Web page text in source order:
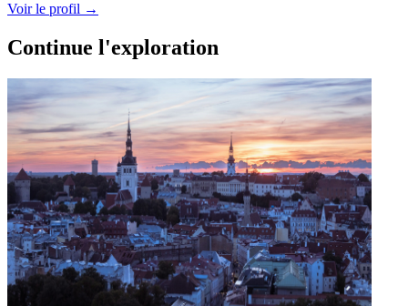
Voir le profil →
Continue l'exploration